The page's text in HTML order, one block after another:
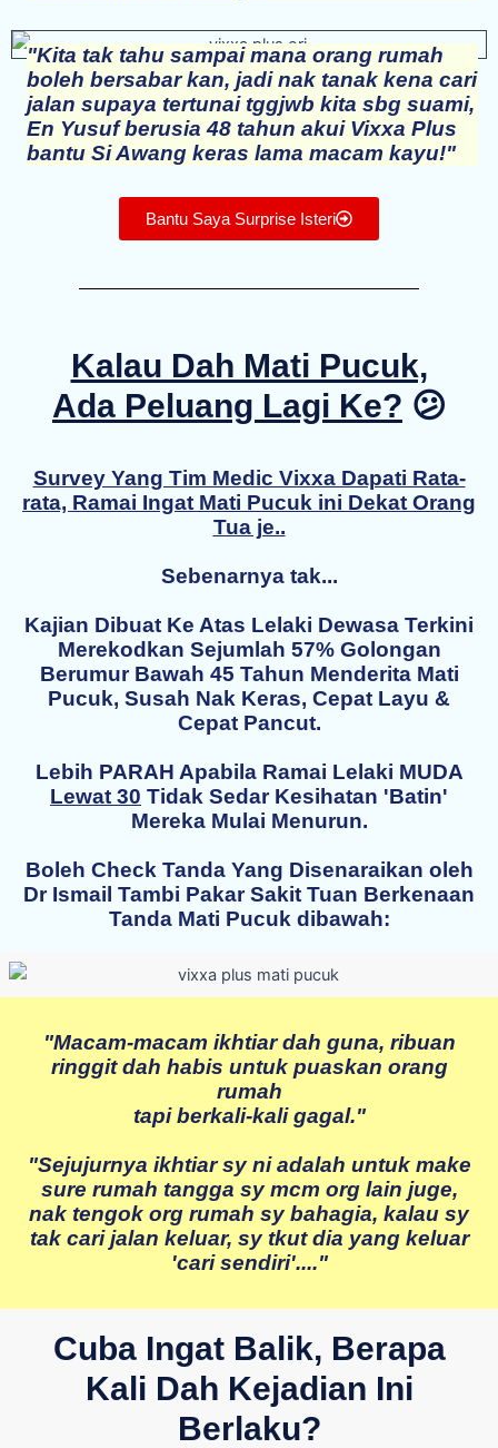
"Kita tak tahu sampai mana orang rumah
boleh bersabar kan, jadi nak tanak kena cari
jalan supaya tertunai tggjwb kita sbg suami,
En Yusuf berusia 48 tahun akui Vixxa Plus
bantu Si Awang keras lama macam kayu!"
Bantu Saya Surprise Isteri
Kalau Dah Mati Pucuk,
Ada Peluang Lagi Ke? 😕
Survey Yang Tim Medic Vixxa Dapati Rata-
rata, Ramai Ingat Mati Pucuk ini Dekat Orang
Tua je..
Sebenarnya tak...
Kajian Dibuat Ke Atas Lelaki Dewasa Terkini
Merekodkan Sejumlah 57% Golongan
Berumur Bawah 45 Tahun Menderita Mati
Pucuk, Susah Nak Keras, Cepat Layu &
Cepat Pancut.
Lebih PARAH Apabila Ramai Lelaki MUDA
Lewat 30 Tidak Sedar Kesihatan 'Batin'
Mereka Mulai Menurun.
Boleh Check Tanda Yang Disenaraikan oleh
Dr Ismail Tambi Pakar Sakit Tuan Berkenaan
Tanda Mati Pucuk dibawah:
"Macam-macam ikhtiar dah guna, ribuan
ringgit dah habis untuk puaskan orang
rumah
tapi berkali-kali gagal."
"Sejujurnya ikhtiar sy ni adalah untuk make
sure rumah tangga sy mcm org lain juge,
nak tengok org rumah sy bahagia, kalau sy
tak cari jalan keluar, sy tkut dia yang keluar
'cari sendiri'...."
Cuba Ingat Balik, Berapa
Kali Dah Kejadian Ini
Berlaku?